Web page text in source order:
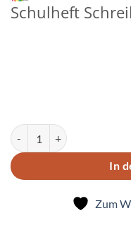
Schulheft
Schulheft Schreibheft A4
In
Zum